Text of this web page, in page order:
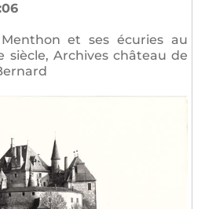
et ses écuries au
siècle, Archives château de